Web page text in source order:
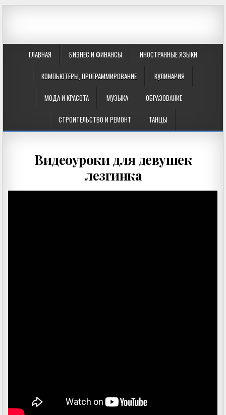
ГЛАВНАЯ БИЗНЕС И ФИНАНСЫ ИНОСТРАННЫЕ ЯЗЫКИ
КОМПЬЮТЕРЫ, ПРОГРАММИРОВАНИЕ КУЛИНАРИЯ
МОДА И КРАСОТА МУЗЫКА ОБРАЗОВАНИЕ
СТРОИТЕЛЬСТВО И РЕМОНТ ТАНЦЫ
Видеоуроки для девушек
лезгинка